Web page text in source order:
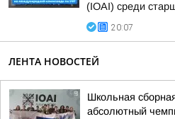
(IOAI) среди
20:07
ЛЕНТА НОВОСТЕЙ
Школьная
абсолютный